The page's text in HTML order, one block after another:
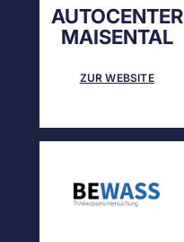
AUTOCENTER
MAISENTAL
ZUR WEBSITE